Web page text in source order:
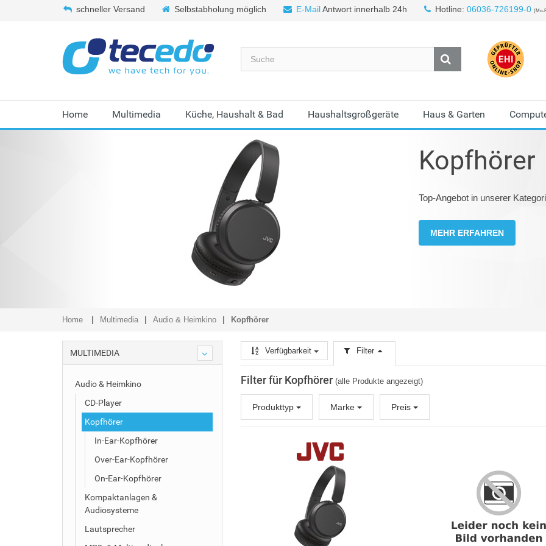
schneller Versand Selbstabholung möglich E-MailAntwort innerhalb 24h Hotline: 06036-726199-0 (Mo-
Home Multimedia Küche, Haushalt & Bad Haushaltsgroßgeräte Haus & Garten
Kopfhörer
Top-Angebot in unserer
MEHR ERFAHREN
Home Multimedia Audio & Heimkino Kopfhörer
MULTIMEDIA
Audio & Heimkino
CD-Player
Kopfhörer
In-Ear-Kopfhörer
Over-Ear-Kopfhörer
On-Ear-Kopfhörer
Kompaktanlagen &
Audiosysteme
Lautsprecher
Verfügbarkeit Filter
Filter für Kopfhörer (alle Produkte angezeigt)
Produkttyp Marke Preis